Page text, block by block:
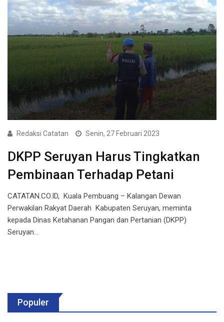
Redaksi Catatan Senin, 27 Februari 2023
DKPP Seruyan Harus Tingkatkan
Pembinaan Terhadap Petani
CATATAN.CO.ID, Kuala Pembuang – Kalangan Dewan
Perwakilan Rakyat Daerah Kabupaten Seruyan, meminta
kepada Dinas Ketahanan Pangan dan Pertanian (DKPP)
Seruyan…
Populer